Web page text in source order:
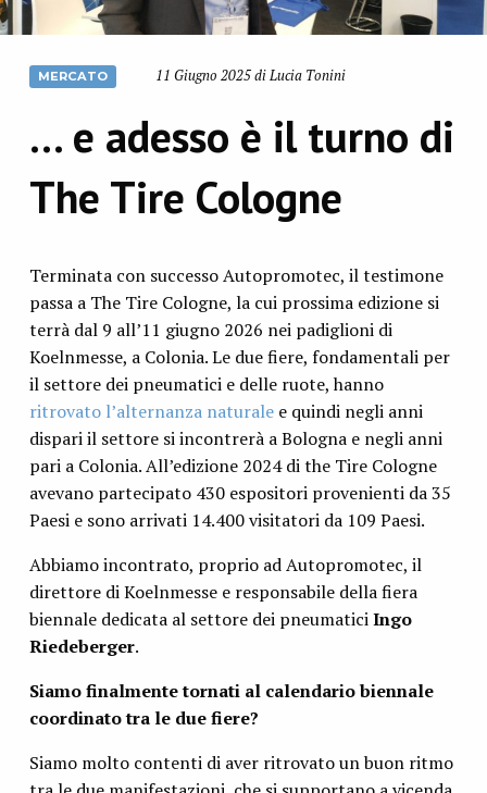
MERCATO 11 Giugno 2025 di Lucia Tonini
… e adesso è il turno di
The Tire Cologne
Terminata con successo Autopromotec, il testimone
passa a The Tire Cologne, la cui prossima edizione si
terrà dal 9 all’11 giugno 2026 nei padiglioni di
Koelnmesse, a Colonia. Le due fiere, fondamentali per
il settore dei pneumatici e delle ruote, hanno
ritrovato l’alternanza naturalee quindi negli anni
dispari il settore si incontrerà a Bologna e negli anni
pari a Colonia. All’edizione 2024 di the Tire Cologne
avevano partecipato 430 espositori provenienti da 35
Paesi e sono arrivati 14.400 visitatori da 109 Paesi.
Abbiamo incontrato, proprio ad Autopromotec, il
direttore di Koelnmesse e responsabile della fiera
biennale dedicata al settore dei pneumaticiIngo
Riedeberger.
Siamo finalmente tornati al calendario biennale
coordinato tra le due fiere?
Siamo molto contenti di aver ritrovato un buon ritmo